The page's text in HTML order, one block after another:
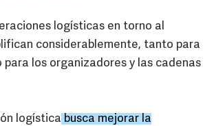
logísticas en torno al
considerablemente, tanto para
para los organizadores y las cadenas
logística busca mejorar la